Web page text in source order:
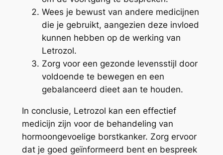
Wees je bewust van andere medicijnen
die je gebruikt, aangezien deze invloed
kunnen hebben op de werking van
Letrozol.
Zorg voor een gezonde levensstijl door
voldoende te bewegen en een
gebalanceerd dieet aan te houden.
In conclusie, Letrozol kan een effectief
medicijn zijn voor de behandeling van
hormoongevoelige borstkanker. Zorg ervoor
dat je goed geïnformeerd bent en bespreek